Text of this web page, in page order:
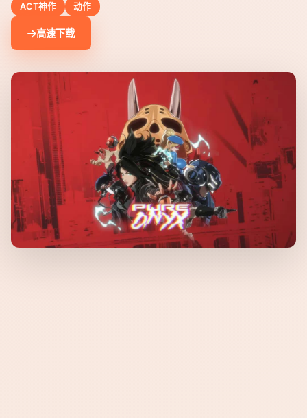
ACT神作 动作
高速下载